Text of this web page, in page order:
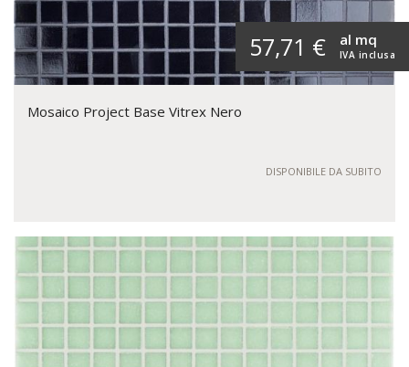
57,71 € IVA inclusa
al mq
Mosaico Project Base Vitrex Nero
DISPONIBILE DA SUBITO